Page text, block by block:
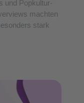
und Popkultur-
machten
stark